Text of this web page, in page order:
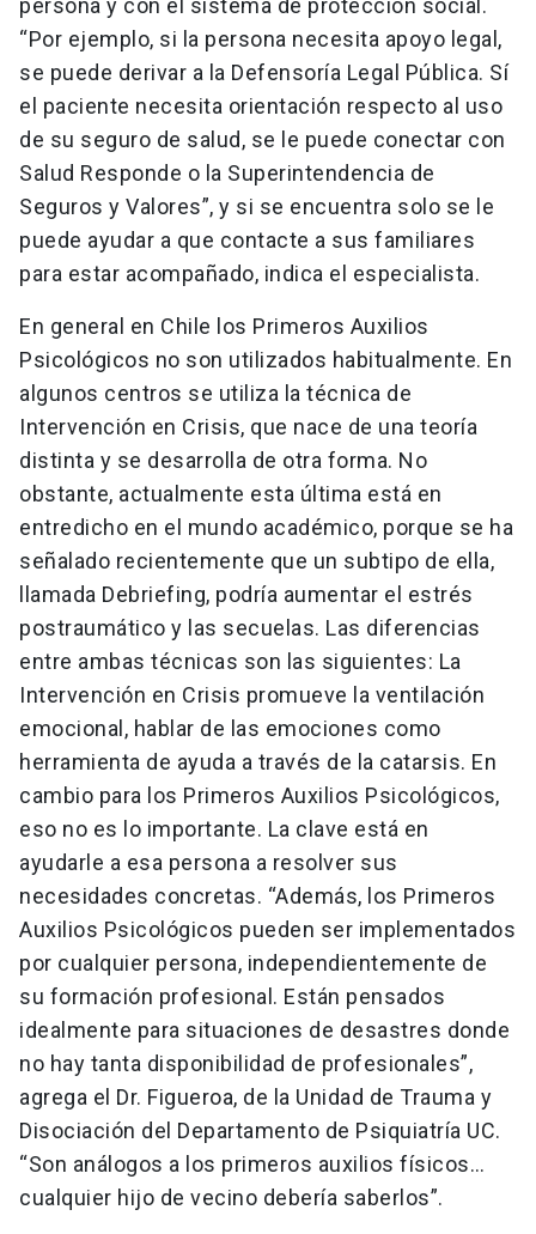
persona y con el sistema de protección social.
“Por ejemplo, si la persona necesita apoyo legal,
se puede derivar a la Defensoría Legal Pública. Sí
el paciente necesita orientación respecto al uso
de su seguro de salud, se le puede conectar con
Salud Responde o la Superintendencia de
Seguros y Valores”, y si se encuentra solo se le
puede ayudar a que contacte a sus familiares
para estar acompañado, indica el especialista.
En general en Chile los Primeros Auxilios
Psicológicos no son utilizados habitualmente. En
algunos centros se utiliza la técnica de
Intervención en Crisis, que nace de una teoría
distinta y se desarrolla de otra forma. No
obstante, actualmente esta última está en
entredicho en el mundo académico, porque se ha
señalado recientemente que un subtipo de ella,
llamada Debriefing, podría aumentar el estrés
postraumático y las secuelas. Las diferencias
entre ambas técnicas son las siguientes: La
Intervención en Crisis promueve la ventilación
emocional, hablar de las emociones como
herramienta de ayuda a través de la catarsis. En
cambio para los Primeros Auxilios Psicológicos,
eso no es lo importante. La clave está en
ayudarle a esa persona a resolver sus
necesidades concretas. “Además, los Primeros
Auxilios Psicológicos pueden ser implementados
por cualquier persona, independientemente de
su formación profesional. Están pensados
idealmente para situaciones de desastres donde
no hay tanta disponibilidad de profesionales”,
agrega el Dr. Figueroa, de la Unidad de Trauma y
Disociación del Departamento de Psiquiatría UC.
“Son análogos a los primeros auxilios físicos…
cualquier hijo de vecino debería saberlos”.